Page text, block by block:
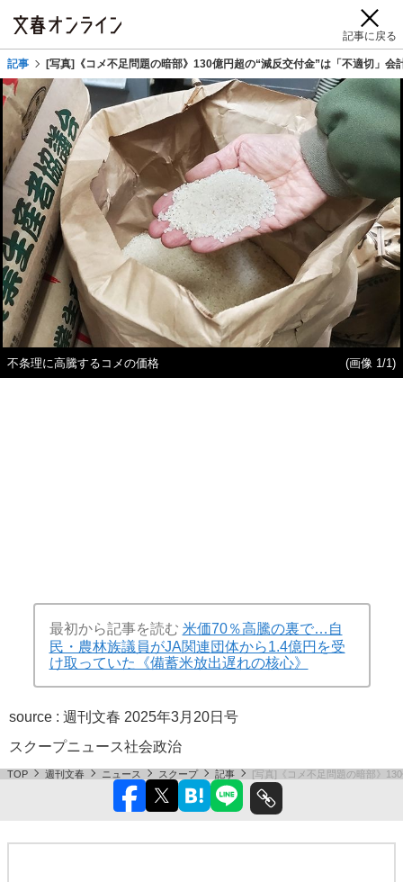
記事に戻る
記事 [写真]《コメ不足問題の暗部》130億円超の“減反交付金”は「不適切」
不条理に高騰するコメの価格 (画像 1/1)
最初から記事を読む 米価70％高騰の裏で…自
民・農林族議員がJA関連団体から1.4億円を受
け取っていた《備蓄米放出遅れの核心》
source : 週刊文春 2025年3月20日号
スクープニュース社会政治
TOP 週刊文春 ニュース スクープ 記事 [写真]《コメ不足問題の暗部》